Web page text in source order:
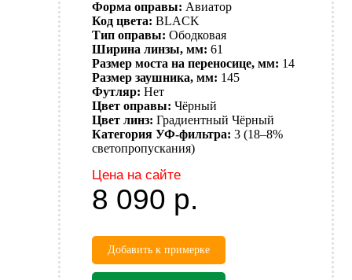
Форма оправы: Авиатор
Код цвета: BLACK
Тип оправы: Ободковая
Ширина линзы, мм: 61
Размер моста на переносице, мм: 14
Размер заушника, мм: 145
Футляр: Нет
Цвет оправы: Чёрный
Цвет линз: Градиентный Чёрный
Категория УФ-фильтра: 3 (18–8%
светопропускания)
Цена на сайте
8 090 р.
Добавить к примерке